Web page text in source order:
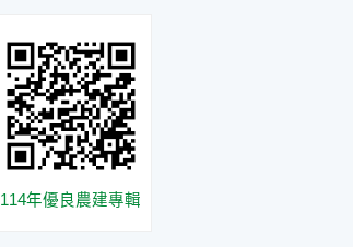
114年優良農建專輯